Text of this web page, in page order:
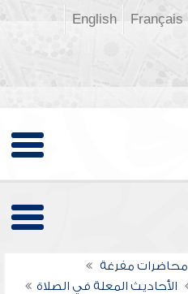
Français
English
محاضرات مفرغة
الأحاديث المعلة في الصلاة